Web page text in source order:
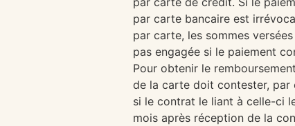
par carte bancaire est
par carte, les sommes
pas engagée si le paiement
Pour obtenir le
de la carte doit contester, par
si le contrat le liant à celle-ci
mois après réception de la